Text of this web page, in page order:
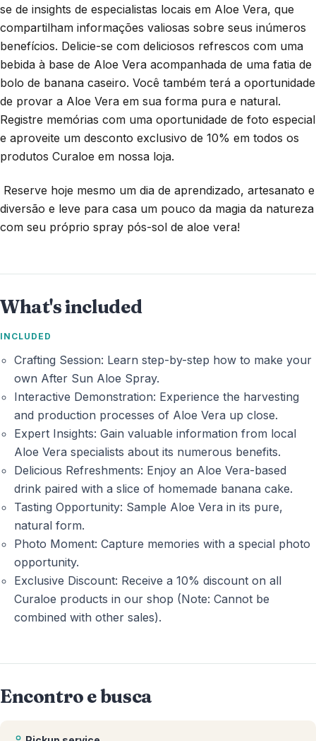
se de insights de especialistas locais em Aloe Vera, que
compartilham informações valiosas sobre seus inúmeros
benefícios. Delicie-se com deliciosos refrescos com uma
bebida à base de Aloe Vera acompanhada de uma fatia de
bolo de banana caseiro. Você também terá a oportunidade
de provar a Aloe Vera em sua forma pura e natural.
Registre memórias com uma oportunidade de foto especial
e aproveite um desconto exclusivo de 10% em todos os
produtos Curaloe em nossa loja.
diversão e leve para casa um pouco da magia da natureza
com seu próprio spray pós-sol de aloe vera!
What's included
INCLUDED
Crafting Session: Learn step-by-step how to make your
own After Sun Aloe Spray.
Interactive Demonstration: Experience the harvesting
and production processes of Aloe Vera up close.
Expert Insights: Gain valuable information from local
Aloe Vera specialists about its numerous benefits.
Delicious Refreshments: Enjoy an Aloe Vera-based
drink paired with a slice of homemade banana cake.
Tasting Opportunity: Sample Aloe Vera in its pure,
natural form.
Photo Moment: Capture memories with a special photo
opportunity.
Exclusive Discount: Receive a 10% discount on all
Curaloe products in our shop (Note: Cannot be
combined with other sales).
Encontro e busca